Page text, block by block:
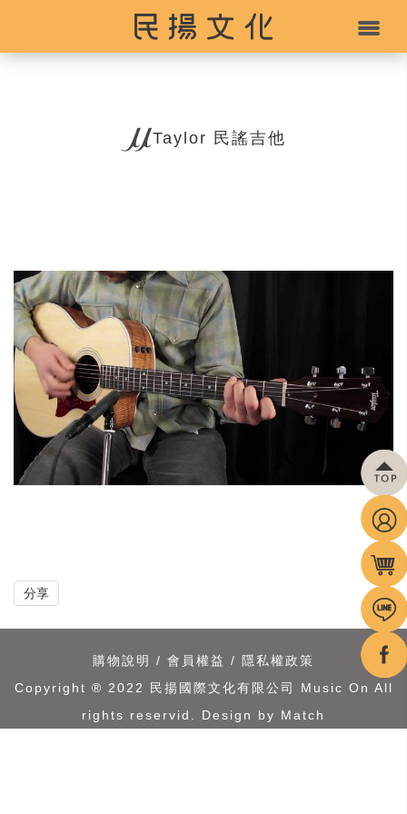
Taylor 民謠吉他
分享
購物說明 / 會員權益 /
隱私權政策
Copyright ® 2022 民揚國際文化有限公司 Music On All
rights reservid. Design by Match